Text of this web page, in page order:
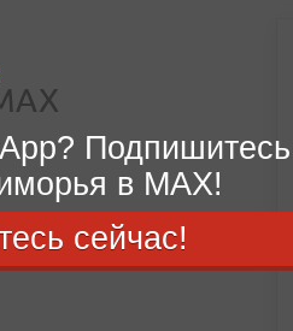
в MAX!
сейчас!